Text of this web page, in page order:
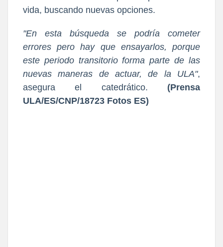
vida, buscando nuevas opciones.
"En esta búsqueda se podría cometer
errores pero hay que ensayarlos, porque
este periodo transitorio forma parte de las
nuevas maneras de actuar, de la ULA",
asegura el catedrático. (Prensa
ULA/ES/CNP/18723 Fotos ES)